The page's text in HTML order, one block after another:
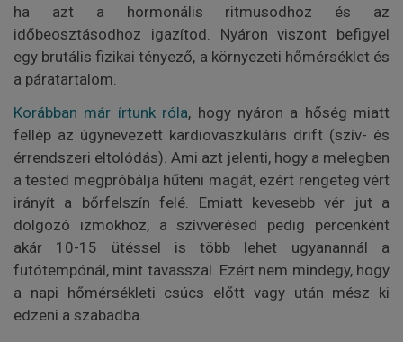
ha azt a hormonális ritmusodhoz és az
időbeosztásodhoz igazítod. Nyáron viszont befigyel
egy brutális fizikai tényező, a környezeti hőmérséklet és
a páratartalom.
Korábban már írtunk róla, hogy nyáron a hőség miatt
fellép az úgynevezett kardiovaszkuláris drift (szív- és
érrendszeri eltolódás). Ami azt jelenti, hogy a melegben
a tested megpróbálja hűteni magát, ezért rengeteg vért
irányít a bőrfelszín felé. Emiatt kevesebb vér jut a
dolgozó izmokhoz, a szívverésed pedig percenként
akár 10-15 ütéssel is több lehet ugyanannál a
futótempónál, mint tavasszal. Ezért nem mindegy, hogy
a napi hőmérsékleti csúcs előtt vagy után mész ki
edzeni a szabadba.